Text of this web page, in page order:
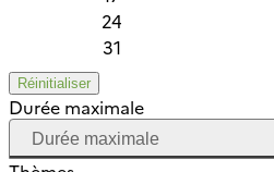
24
31
Réinitialiser
Durée maximale